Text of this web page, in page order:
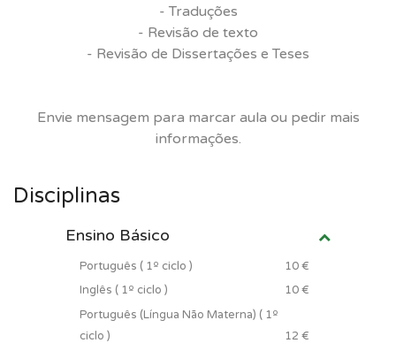
- Traduções
- Revisão de texto
- Revisão de Dissertações e Teses
Envie mensagem para marcar aula ou pedir mais
informações.
Disciplinas
Ensino Básico
Português ( 1º ciclo )
10 €
Inglês ( 1º ciclo )
10 €
Português (Língua Não Materna) ( 1º
ciclo )
12 €